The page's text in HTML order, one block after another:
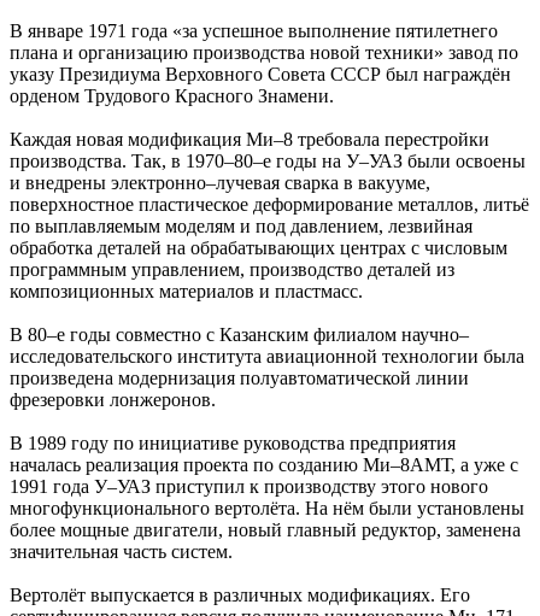
В январе 1971 года «за успешное выполнение пятилетнего
плана и организацию производства новой техники» завод по
указу Президиума Верховного Совета СССР был награждён
орденом Трудового Красного Знамени.
Каждая новая модификация Ми–8 требовала перестройки
производства. Так, в 1970–80–е годы на У–УАЗ были освоены
и внедрены электронно–лучевая сварка в вакууме,
поверхностное пластическое деформирование металлов, литьё
по выплавляемым моделям и под давлением, лезвийная
обработка деталей на обрабатывающих центрах с числовым
программным управлением, производство деталей из
композиционных материалов и пластмасс.
В 80–е годы совместно с Казанским филиалом научно–
исследовательского института авиационной технологии была
произведена модернизация полуавтоматической линии
фрезеровки лонжеронов.
В 1989 году по инициативе руководства предприятия
началась реализация проекта по созданию Ми–8АМТ, а уже с
1991 года У–УАЗ приступил к производству этого нового
многофункционального вертолёта. На нём были установлены
более мощные двигатели, новый главный редуктор, заменена
значительная часть систем.
Вертолёт выпускается в различных модификациях. Его